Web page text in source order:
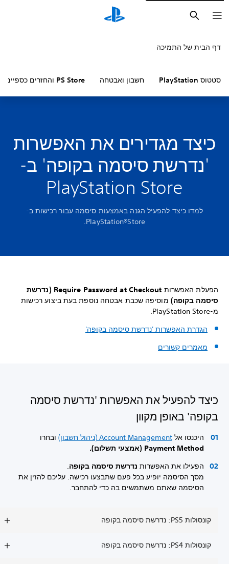
חיפוש
דף הבית של התמיכה
סטטוס PlayStation חשבון ואבטחה PS Store והחזרים כספיים
כיצד מגדירים את האפשרות
'נדרשת סיסמה בקופה' ב-
PlayStation Store
למדו כיצד להפעיל הגנה באמצעות סיסמה עבור רכישות ב-
PlayStation®Store.
הפעלת האפשרות
Require Password at Checkout (נדרשת
סיסמה בקופה)מוסיפה שכבת אבטחה נוספת בעת ביצוע רכישות
מ-PlayStation Store.
הגדרת האפשרות 'נדרשת סיסמה בקופה'
מאמרים קשורים
כיצד להפעיל את האפשרות 'נדרשת סיסמה
בקופה' באופן מקוון
היכנסו אלAccount Management (ניהול חשבון)
ובחרו
Payment Method (אמצעי תשלום).
הפעילו את האפשרותנדרשת סיסמה בקופה.
מסך הסיסמה יופיע בכל פעם שתבצעו רכישה. עליכם להזין את
הסיסמה שאתם משתמשים בה כדי להתחבר.
קונסולות PS5: נדרשת סיסמה בקופה
קונסולות PS4: נדרשת סיסמה בקופה